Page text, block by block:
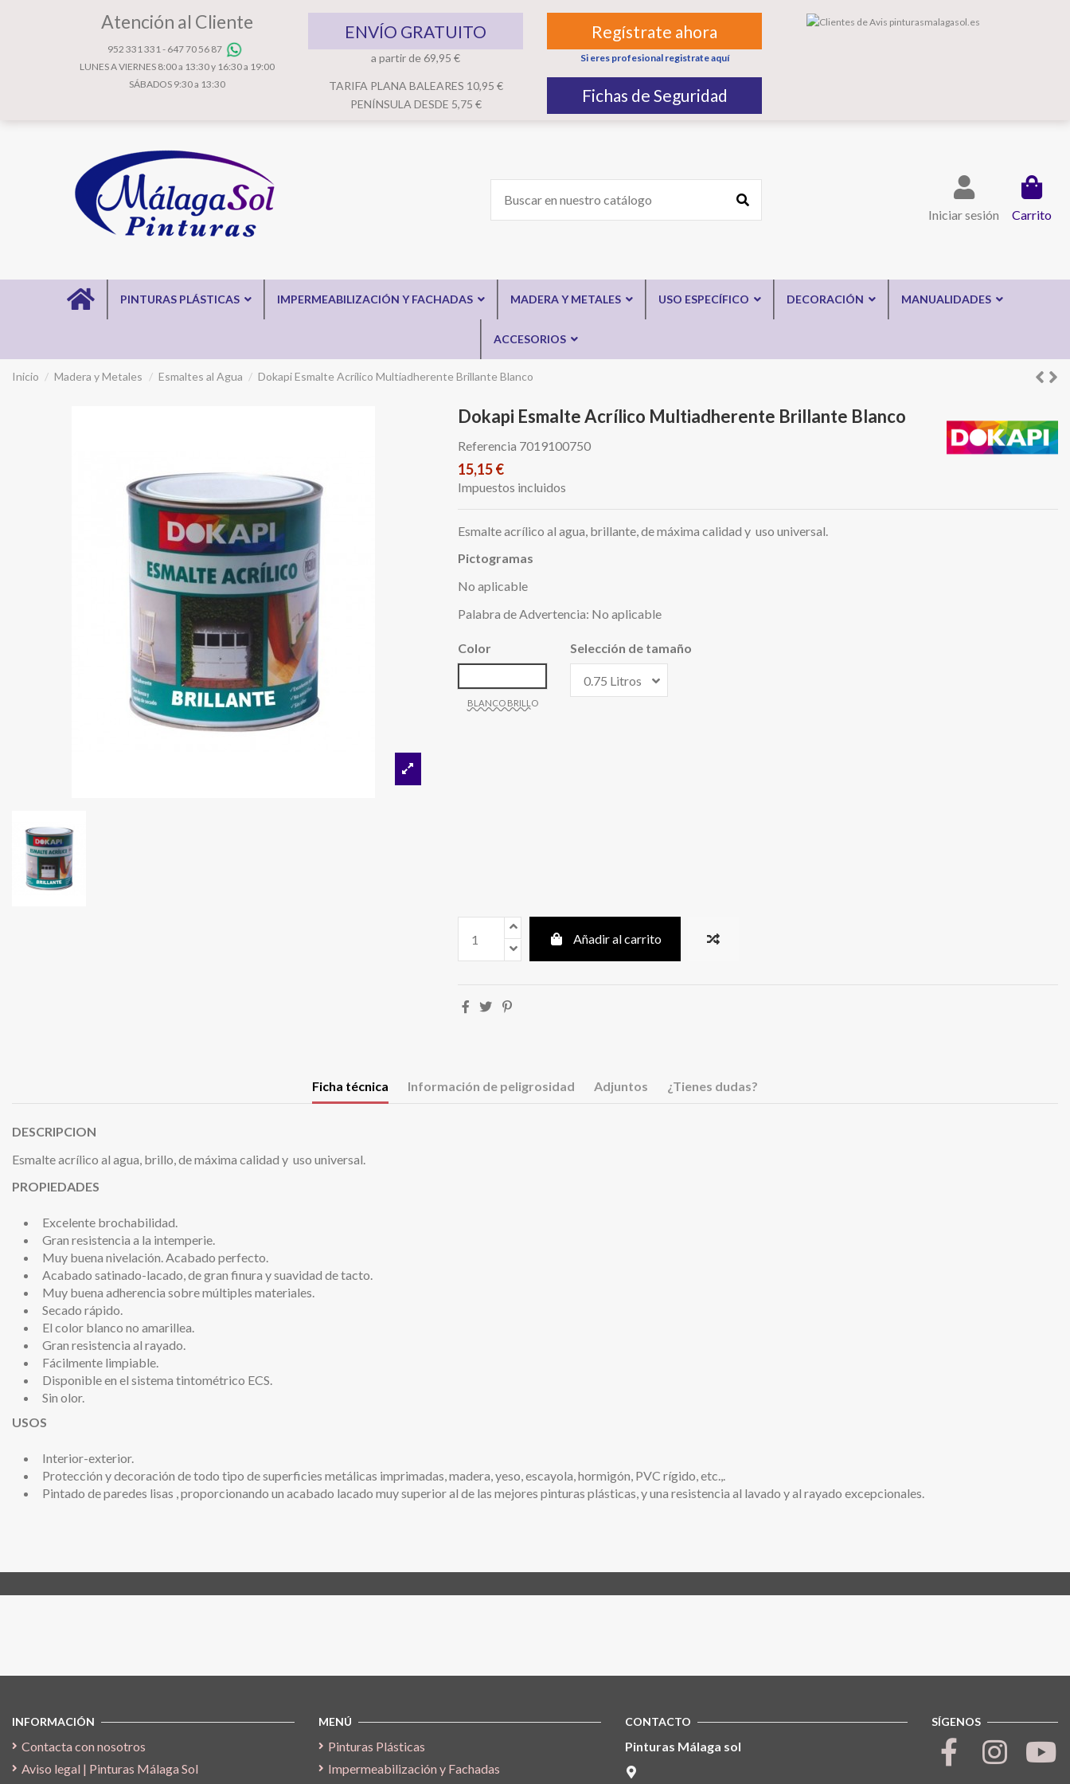
Atención al Cliente
952 331 331 - 647 70 56 87
LUNES A VIERNES 8:00 a 13:30 y 16:30 a 19:00
SÁBADOS 9:30 a 13:30
ENVÍO GRATUITO
a partir de 69,95 €
TARIFA PLANA BALEARES 10,95 €
PENÍNSULA DESDE 5,75 €
Regístrate ahora
Si eres profesional registrate aquí
Fichas de Seguridad
Iniciar sesión Carrito
PINTURAS PLÁSTICAS IMPERMEABILIZACIÓN Y FACHADAS MADERA Y METALES USO ESPECÍFICO DECORACIÓN MANUALIDADES
ACCESORIOS
Inicio Madera y Metales Esmaltes al Agua Dokapi Esmalte Acrílico Multiadherente Brillante Blanco
Dokapi Esmalte Acrílico Multiadherente Brillante Blanco
Referencia 7019100750
15,15 €
Impuestos incluidos
Esmalte acrílico al agua, brillante, de máxima calidad y uso universal.
Pictogramas
No aplicable
Palabra de Advertencia: No aplicable
Color
BLANCO BRILLO
Selección de tamaño
Añadir al carrito
Ficha técnica Información de peligrosidad Adjuntos ¿Tienes dudas?
DESCRIPCION
Esmalte acrílico al agua, brillo, de máxima calidad y uso universal.
PROPIEDADES
Excelente brochabilidad.
Gran resistencia a la intemperie.
Muy buena nivelación. Acabado perfecto.
Acabado satinado-lacado, de gran finura y suavidad de tacto.
Muy buena adherencia sobre múltiples materiales.
Secado rápido.
El color blanco no amarillea.
Gran resistencia al rayado.
Fácilmente limpiable.
Disponible en el sistema tintométrico ECS.
Sin olor.
USOS
Interior-exterior.
Protección y decoración de todo tipo de superficies metálicas imprimadas, madera, yeso, escayola, hormigón, PVC rígido, etc.,.
Pintado de paredes lisas , proporcionando un acabado lacado muy superior al de las mejores pinturas plásticas, y una resistencia al lavado y al rayado excepcionales.
INFORMACIÓN
Contacta con nosotros
Aviso legal | Pinturas Málaga Sol
MENÚ
Pinturas Plásticas
Impermeabilización y Fachadas
CONTACTO
Pinturas Málaga sol
SÍGENOS